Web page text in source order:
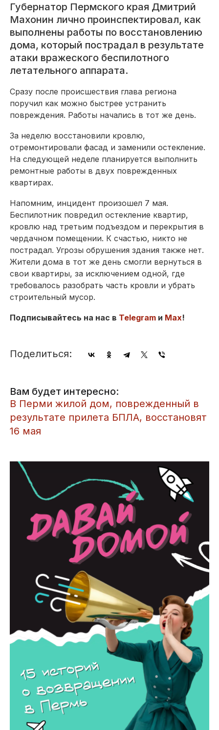
Губернатор Пермского края Дмитрий
Махонин лично проинспектировал, как
выполнены работы по восстановлению
дома, который пострадал в результате
атаки вражеского беспилотного
летательного аппарата.
Сразу после происшествия глава региона
поручил как можно быстрее устранить
повреждения. Работы начались в тот же день.
За неделю восстановили кровлю,
отремонтировали фасад и заменили остекление.
На следующей неделе планируется выполнить
ремонтные работы в двух поврежденных
квартирах.
Напомним, инцидент произошел 7 мая.
Беспилотник повредил остекление квартир,
кровлю над третьим подъездом и перекрытия в
чердачном помещении. К счастью, никто не
пострадал. Угрозы обрушения здания также нет.
Жители дома в тот же день смогли вернуться в
свои квартиры, за исключением одной, где
требовалось разобрать часть кровли и убрать
строительный мусор.
Подписывайтесь на нас в Telegram и Max!
Поделиться:
Вам будет интересно:
В Перми жилой дом, поврежденный в
результате прилета БПЛА, восстановят
16 мая